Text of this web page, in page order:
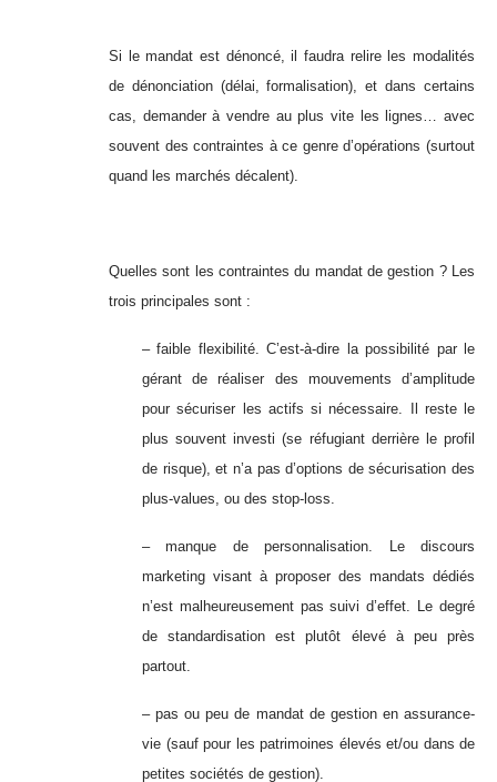
Si le mandat est dénoncé, il faudra relire les modalités
de dénonciation (délai, formalisation), et dans certains
cas, demander à vendre au plus vite les lignes… avec
souvent des contraintes à ce genre d’opérations (surtout
quand les marchés décalent).
Quelles sont les contraintes du mandat de gestion ? Les
trois principales sont :
– faible flexibilité. C’est-à-dire la possibilité par le
gérant de réaliser des mouvements d’amplitude
pour sécuriser les actifs si nécessaire. Il reste le
plus souvent investi (se réfugiant derrière le profil
de risque), et n’a pas d’options de sécurisation des
plus-values, ou des stop-loss.
– manque de personnalisation. Le discours
marketing visant à proposer des mandats dédiés
n’est malheureusement pas suivi d’effet. Le degré
de standardisation est plutôt élevé à peu près
partout.
– pas ou peu de mandat de gestion en assurance-
vie (sauf pour les patrimoines élevés et/ou dans de
petites sociétés de gestion).